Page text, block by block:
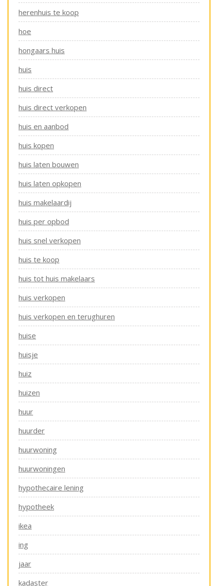
herenhuis te koop
hoe
hongaars huis
huis
huis direct
huis direct verkopen
huis en aanbod
huis kopen
huis laten bouwen
huis laten opkopen
huis makelaardij
huis per opbod
huis snel verkopen
huis te koop
huis tot huis makelaars
huis verkopen
huis verkopen en terughuren
huise
huisje
huiz
huizen
huur
huurder
huurwoning
huurwoningen
hypothecaire lening
hypotheek
ikea
ing
jaar
kadaster